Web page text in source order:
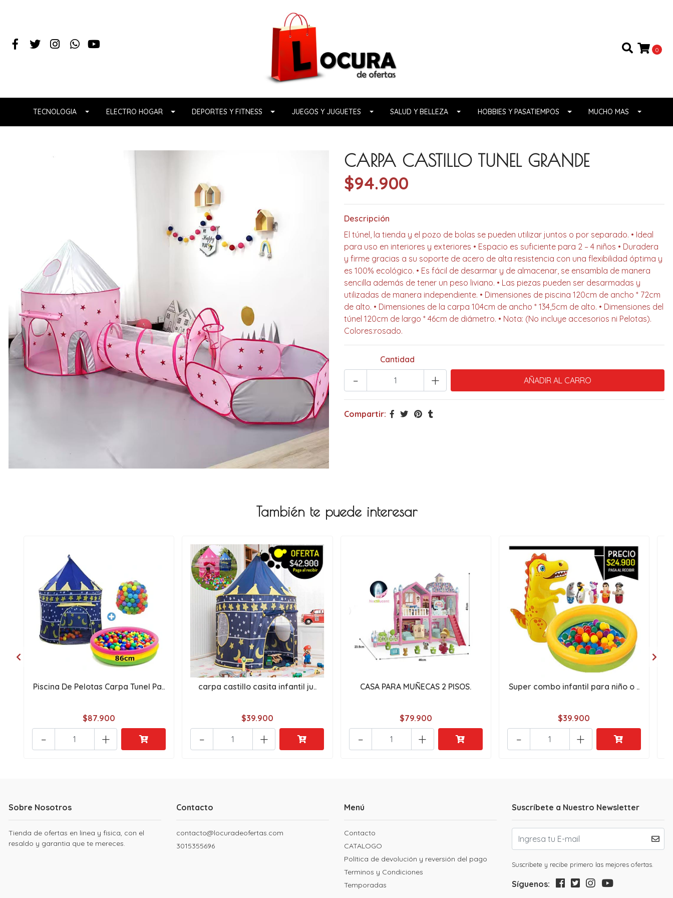
0
TECNOLOGIA ELECTRO HOGAR DEPORTES Y FITNESS JUEGOS Y JUGUETES SALUD Y BELLEZA HOBBIES Y PASATIEMPOS MUCHO MAS
CARPA CASTILLO TUNEL GRANDE
$94.900
Descripción
El túnel, la tienda y el pozo de bolas se pueden utilizar juntos o por separado. • Ideal
para uso en interiores y exteriores • Espacio es suficiente para 2 – 4 niños • Duradera
y firme gracias a su soporte de acero de alta resistencia con una flexibilidad óptima y
es 100% ecológico. • Es fácil de desarmar y de almacenar, se ensambla de manera
sencilla además de tener un peso liviano. • Las piezas pueden ser desarmadas y
utilizadas de manera independiente. • Dimensiones de piscina 120cm de ancho * 72cm
de alto. • Dimensiones de la carpa 104cm de ancho * 134,5cm de alto. • Dimensiones del
túnel 120cm de largo * 46cm de diámetro. • Nota: (No incluye accesorios ni Pelotas).
Colores:rosado.
Cantidad
+
-
Compartir:
También te puede interesar
Piscina De Pelotas Carpa Tunel Pa..
$87.900
+
-
carpa castillo casita infantil ju..
$39.900
+
-
CASA PARA MUÑECAS 2 PISOS.
$79.900
+
-
Super combo infantil para niño o ..
$39.900
+
-
Sobre Nosotros
Tienda de ofertas en linea y fisica, con el
resaldo y garantia que te mereces.
Contacto
contacto@locuradeofertas.com
3015355696
Menú
Contacto
CATALOGO
Política de devolución y reversión del pago
Terminos y Condiciones
Temporadas
Suscríbete a Nuestro Newsletter
Suscribete y recibe primero las mejores ofertas.
Síguenos: